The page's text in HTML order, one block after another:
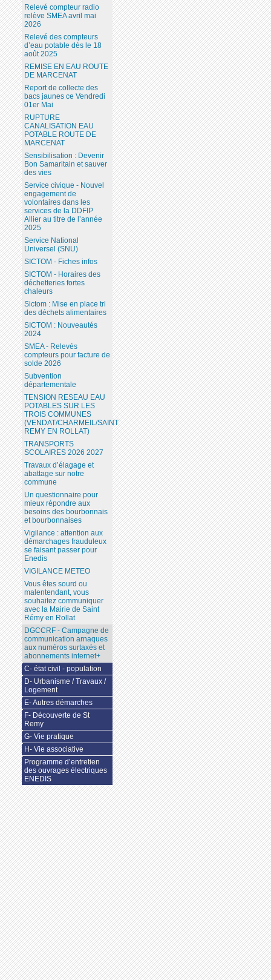
Relevé compteur radio
relève SMEA avril mai
2026
Relevé des compteurs
d’eau potable dès le 18
août 2025
REMISE EN EAU ROUTE
DE MARCENAT
Report de collecte des
bacs jaunes ce Vendredi
01er Mai
RUPTURE
CANALISATION EAU
POTABLE ROUTE DE
MARCENAT
Sensibilisation : Devenir
Bon Samaritain et sauver
des vies
Service civique - Nouvel
engagement de
volontaires dans les
services de la DDFIP
Allier au titre de l’année
2025
Service National
Universel (SNU)
SICTOM - Fiches infos
SICTOM - Horaires des
déchetteries fortes
chaleurs
Sictom : Mise en place tri
des déchets alimentaires
SICTOM : Nouveautés
2024
SMEA - Relevés
compteurs pour facture de
solde 2026
Subvention
départementale
TENSION RESEAU EAU
POTABLES SUR LES
TROIS COMMUNES
(VENDAT/CHARMEIL/SAINT
REMY EN ROLLAT)
TRANSPORTS
SCOLAIRES 2026 2027
Travaux d’élagage et
abattage sur notre
commune
Un questionnaire pour
mieux répondre aux
besoins des bourbonnais
et bourbonnaises
Vigilance : attention aux
démarchages frauduleux
se faisant passer pour
Enedis
VIGILANCE METEO
Vous êtes sourd ou
malentendant, vous
souhaitez communiquer
avec la Mairie de Saint
Rémy en Rollat
DGCCRF - Campagne de
communication arnaques
aux numéros surtaxés et
abonnements internet+
C- état civil - population
D- Urbanisme / Travaux /
Logement
E- Autres démarches
F- Découverte de St
Remy
G- Vie pratique
H- Vie associative
Programme d’entretien
des ouvrages électriques
ENEDIS